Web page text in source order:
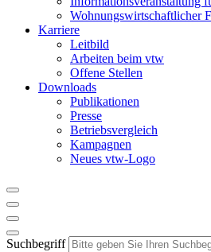
Wohnungswirtschaftlicher
Karriere
Leitbild
Arbeiten beim vtw
Offene Stellen
Downloads
Publikationen
Presse
Betriebsvergleich
Kampagnen
Neues vtw-Logo
Suchbegriff